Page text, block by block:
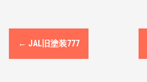
P
o
← JAL旧塗装777